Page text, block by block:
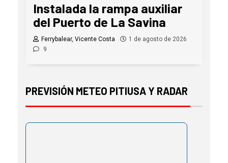
Instalada la rampa auxiliar
del Puerto de La Savina
Ferrybalear, Vicente Costa
1 de agosto de 2026
9
PREVISIÓN METEO PITIUSA Y RADAR